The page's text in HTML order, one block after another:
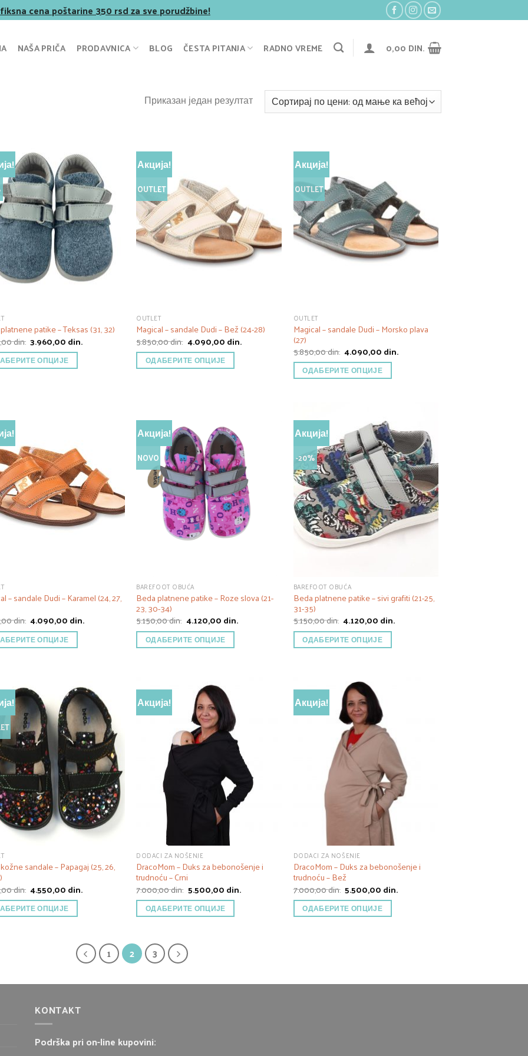
cena poštarine 350 rsd za sve porudžbine!
NAŠA PRIČA PRODAVNICA BLOG ČESTA PITANJA RADNO VREME 0,00 DIN.
Приказан један резултат
patike – Teksas (31, 32)
din. Оригинална
цена
је
била:
4.950,00 din..
3.960,00din.Тренутна
цена
ОПЦИЈЕ
Акција!
OUTLET
OUTLET
Magical – sandale Dudi – Bež (24-28)
5.850,00din. Оригинална
цена
је
била:
5.850,00 din..
4.090,00din.Тренутна
цена
ОДАБЕРИТЕ ОПЦИЈЕ
Акција!
OUTLET
OUTLET
Magical – sandale Dudi – Morsko plava
(27)
5.850,00din. Оригинална
цена
је
била:
5.850,00 din..
4.090,00din.Тренутна
цена
ОДАБЕРИТЕ ОПЦИЈЕ
– sandale Dudi – Karamel (24, 27,
din. Оригинална
цена
је
била:
5.850,00 din..
4.090,00din.Тренутна
цена
ОПЦИЈЕ
Акција!
NOVO
BAREFOOT OBUĆA
Beda platnene patike – Roze slova (21-
23, 30-34)
5.150,00din. Оригинална
цена
је
била:
5.150,00 din..
4.120,00din.Тренутна
цена
ОДАБЕРИТЕ ОПЦИЈЕ
Акција!
-20%
BAREFOOT OBUĆA
Beda platnene patike – sivi grafiti (21-25,
31-35)
5.150,00din. Оригинална
цена
је
била:
5.150,00 din..
4.120,00din.Тренутна
цена
ОДАБЕРИТЕ ОПЦИЈЕ
sandale – Papagaj (25, 26,
din. Оригинална
цена
је
била:
6.450,00 din..
4.550,00din.Тренутна
цена
ОПЦИЈЕ
Акција!
DODACI ZA NOŠENJE
DracoMom – Duks za bebonošenje i
trudnoću – Crni
7.000,00din. Оригинална
цена
је
била:
7.000,00 din..
5.500,00din.Тренутна
цена
ОДАБЕРИТЕ ОПЦИЈЕ
Акција!
DODACI ZA NOŠENJE
DracoMom – Duks za bebonošenje i
trudnoću – Bež
7.000,00din. Оригинална
цена
је
била:
7.000,00 din..
5.500,00din.Тренутна
цена
ОДАБЕРИТЕ ОПЦИЈЕ
1 2 3
KONTAKT
Podrška pri on-line kupovini: